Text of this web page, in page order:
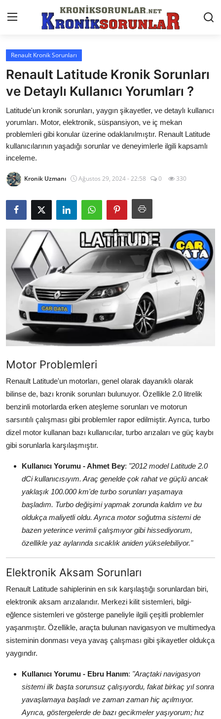
Anasayfa
Markalar
İletişim
Trafik & Cezalar
Sigorta & Kasko
Vergi & ÖTV & MTV
Sorgulamalar
İkinci El & Alım-Satım
Bakım & Arıza Çözümleri
Elektrikli & Hibrit
Kiralama & Filo
Sürüş & Güvenlik
Lastik & Jant
Yağlar & Sıvılar
LPG & Yakıt
Elektrik & Akü
Klima & Konfor
Şanzıman & Aktarma
Dizel Sistemler
Multimedya & Elektronik
Renault Kronik Sorunları
Renault Latitude Kronik Sorunları
ve Detaylı Kullanıcı Yorumları ?
Latitude'un kronik sorunları, yaygın şikayetler, ve detaylı kullanıcı
yorumları. Motor, elektronik, süspansiyon, ve iç mekan
problemleri gibi konular üzerine odaklanılmıştır. Renault Latitude
kullanıcılarının yaşadığı sorunlar ve deneyimlerle ilgili kapsamlı
inceleme.
Kronik Uzmanı Ağustos 29, 2024 - 22:58 0 330
Motor Problemleri
Renault Latitude'un motorları, genel olarak dayanıklı olarak
bilinse de, bazı kronik sorunları bulunuyor. Özellikle 2.0 litrelik
benzinli motorlarda erken ateşleme sorunları ve motorun
sarsıntılı çalışması gibi problemler rapor edilmiştir. Ayrıca, turbo
dizel motor kullanan bazı kullanıcılar, turbo arızaları ve güç kaybı
gibi sorunlarla karşılaşmıştır.
Kullanıcı Yorumu - Ahmet Bey: "2012 model Latitude 2.0
dCi kullanıcısıyım. Araç genelde çok rahat ve güçlü ancak
yaklaşık 100.000 km'de turbo sorunları yaşamaya
başladım. Turbo değişimi yapmak zorunda kaldım ve bu
oldukça maliyetli oldu. Ayrıca motor soğutma sistemi de
bazen yeterince verimli çalışmıyor gibi hissediyorum,
özellikle yaz aylarında sıcaklık aniden yükselebiliyor."
Elektronik Aksam Sorunları
Renault Latitude sahiplerinin en sık karşılaştığı sorunlardan biri,
elektronik aksam arızalarıdır. Merkezi kilit sistemleri, bilgi-
eğlence sistemleri ve gösterge paneliyle ilgili çeşitli problemler
yaşanmıştır. Özellikle, araçta bulunan navigasyon ve multimedya
sisteminin donması veya yavaş çalışması gibi şikayetler oldukça
yaygındır.
Kullanıcı Yorumu - Ebru Hanım: "Araçtaki navigasyon
sistemi ilk başta sorunsuz çalışıyordu, fakat birkaç yıl sonra
yavaşlamaya başladı ve zaman zaman hiç açılmıyor.
Ayrıca, göstergelerde de bazı gecikmeler yaşıyorum; hız